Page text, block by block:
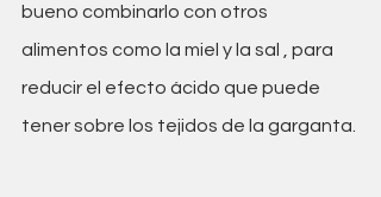
bueno combinarlo con otros
alimentos como la miel y la sal , para
reducir el efecto ácido que puede
tener sobre los tejidos de la garganta.